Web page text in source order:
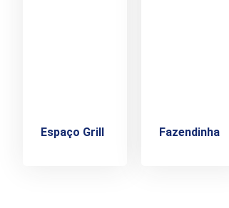
Espaço Grill Fazendinha